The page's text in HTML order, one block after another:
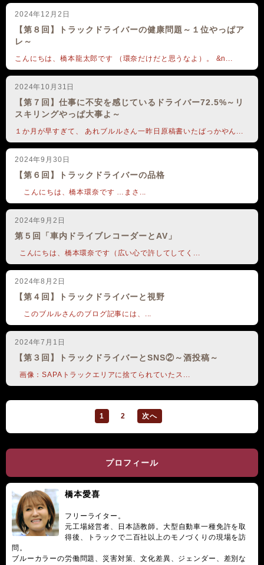
能力が低く 視野の狭い人も たくさんいます。 繰り返
ン能力が高い人も 非常に多いです。 が、その能力を
味をしみこませたうえで 社会に出るのと、 まっさら
な状態で 「自分が就職した会社に味つけを“してもらう”」
という違いもあるのかもなと思う。 しみこませた
味が会社だけになると、 よほど「自分」という芯をもって
いないと 会社や権力に流されてしまう。 そうすると、
転職する時に結構苦労してしまうんですよね。 実際、私の
工場には、 そういう人たちが少なくありませんでした。
は たくさんあるのでね。 なんや「人間形成」的な観
点から ばかりお話してきましたが、 専門知識を得るとい
う意味でも ブルーだって大学行っていたほうが 外的知識
は当然増えます。 体が資本ならば、 保健体育系の大
学・学部に行けば 健康に業務を遂行できるための 知識を
得られるかもしれない。 経済系の知識が少しあれば、
今自分が作っているもの、 運んでいるものを より主体的
に感じ取れるかもしれない。 こうした「外的知識」は
2024年12月2日
【第８回】トラックドライバーの健康問題～１位やっぱア
レ～
こんにちは、橋本龍太郎です （環奈だけだと思うなよ）。 &n...
2024年10月31日
【第７回】仕事に不安を感じているドライバー72.5%～リ
スキリングやっぱ大事よ～
１か月が早すぎて、 あれブルルさん一昨日原稿書いたばっかやん...
2024年9月30日
【第６回】トラックドライバーの品格
こんにちは、橋本環奈です …まさ...
2024年9月2日
第５回「車内ドライブレコーダーとAV」
こんにちは、橋本環奈です（広い心で許してしてく...
2024年8月2日
【第４回】トラックドライバーと視野
このブルルさんのブログ記事には、...
2024年7月1日
【第３回】トラックドライバーとSNS②～酒投稿～
画像：SAPAトラックエリアに捨てられていたス...
1 2 次へ
プロフィール
橋本愛喜
フリーライター。
元工場経営者、日本語教師。大型自動車一種免許を取
得後、トラックで二百社以上のモノづくりの現場を訪
問。
ブルーカラーの労働問題、災害対策、文化差異、ジェンダー、差別な